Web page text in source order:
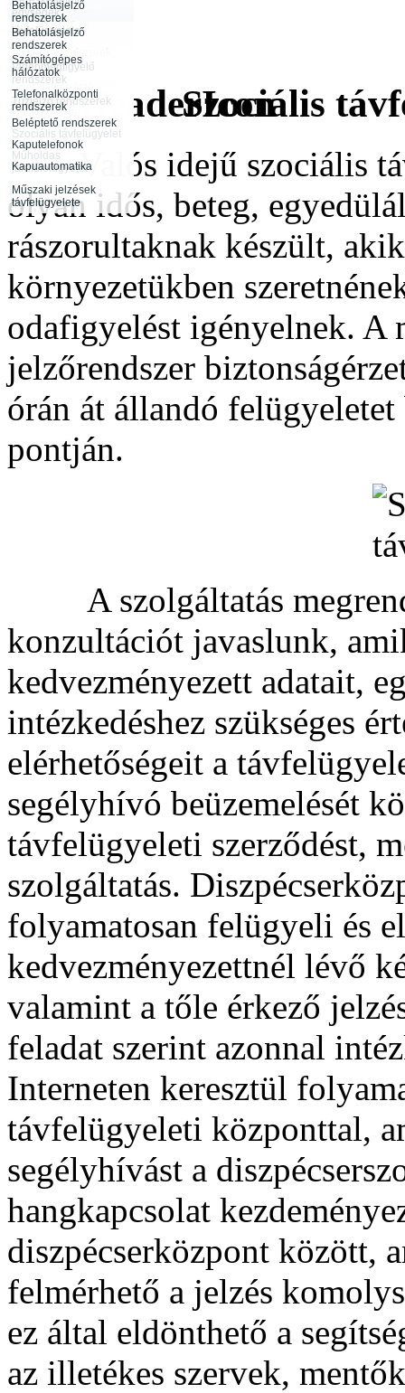
egységek
vagyonvédelme
Rendészeti
tevékenység
Rendezvénybiztosítás
Behatolásjelző
rendszerek
távfelügyelete
Tűzjelző rendszerek
távfelügyelete
Őrjárat ellenőrző
rendszerek
távfelügyelete
Szociális távfelügyelet
Műholdas
járműfelügyelet
Műszaki jelzések
távfelügyelete
Biztonságtechnika
Behatolásjelző
rendszerek
Videómegfigyelő
rendszerek
Tűzjelző rendszerek
Beléptető rendszerek
Kaputelefonok
Kapuautomatika
Infokommunikáció
Számítógépes
hálózatok
Telefonalközponti
rendszerek
Szociális
Valós idejű szociális
olyan idős, beteg,
rászorultaknak készült,
környezetükben
odafigyelést igényelnek.
jelzőrendszer
órán át állandó
pontján.
A szolgáltatás
konzultációt javaslunk,
kedvezményezett adatait,
intézkedéshez szükséges
elérhetőségeit a
segélyhívó beüzemelését
távfelügyeleti szerződést,
szolgáltatás.
folyamatosan felügyeli és
kedvezményezettnél lévő
valamint a tőle érkező
feladat szerint azonnal
Interneten keresztül
távfelügyeleti központtal,
segélyhívást a
hangkapcsolat
diszpécserközpont között,
felmérhető a jelzés
ez által eldönthető a
az illetékes szervek,